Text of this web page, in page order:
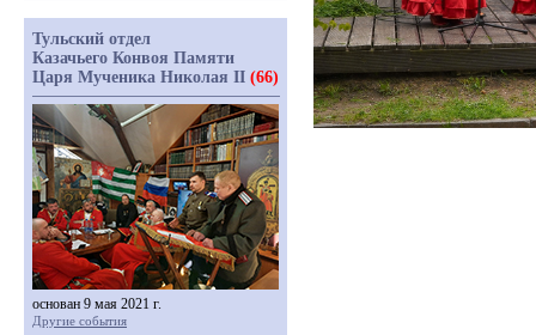
Тульский отдел
Казачьего Конвоя Памяти
Царя Мученика Николая II (66)
основан 9 мая 2021 г.
Другие события